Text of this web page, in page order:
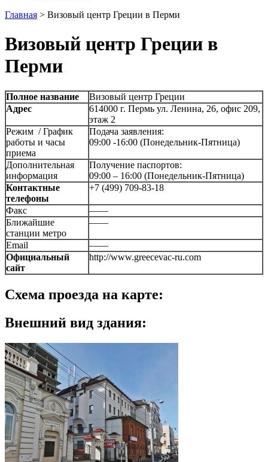
Главная > Визовый центр Греции в Перми
Визовый центр Греции в
Перми
Полное название
Визовый центр Греции
Адрес
614000 г. Пермь ул. Ленина, 26, офис 209,
этаж 2
Режим / График
работы и часы
приема
Подача заявления:
09:00 -16:00 (Понедельник-Пятница)
Дополнительная
информация
Получение паспортов:
09:00 – 16:00 (Понедельник-Пятница)
Контактные
телефоны
+7 (499) 709-83-18
Факс
——
Ближайшие
станции метро
——
Email
——
Официальный
сайт
http://www.greecevac-ru.com
Схема проезда на карте:
Внешний вид здания: